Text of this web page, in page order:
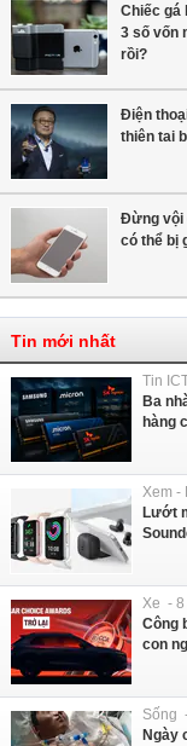
Chiếc gá
3 số vốn
rồi?
Điện
thiên tai
Đừng vội
có thể bị
Tin mới nhất
Tin
Ba
hàng
Xem -
Lướt
Xe -
Công
con
Sống
Ngày